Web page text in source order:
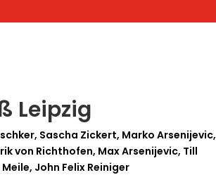
Leipzig
Sascha Zickert, Marko Arsenijevic,
von Richthofen, Max Arsenijevic, Till
John Felix Reiniger